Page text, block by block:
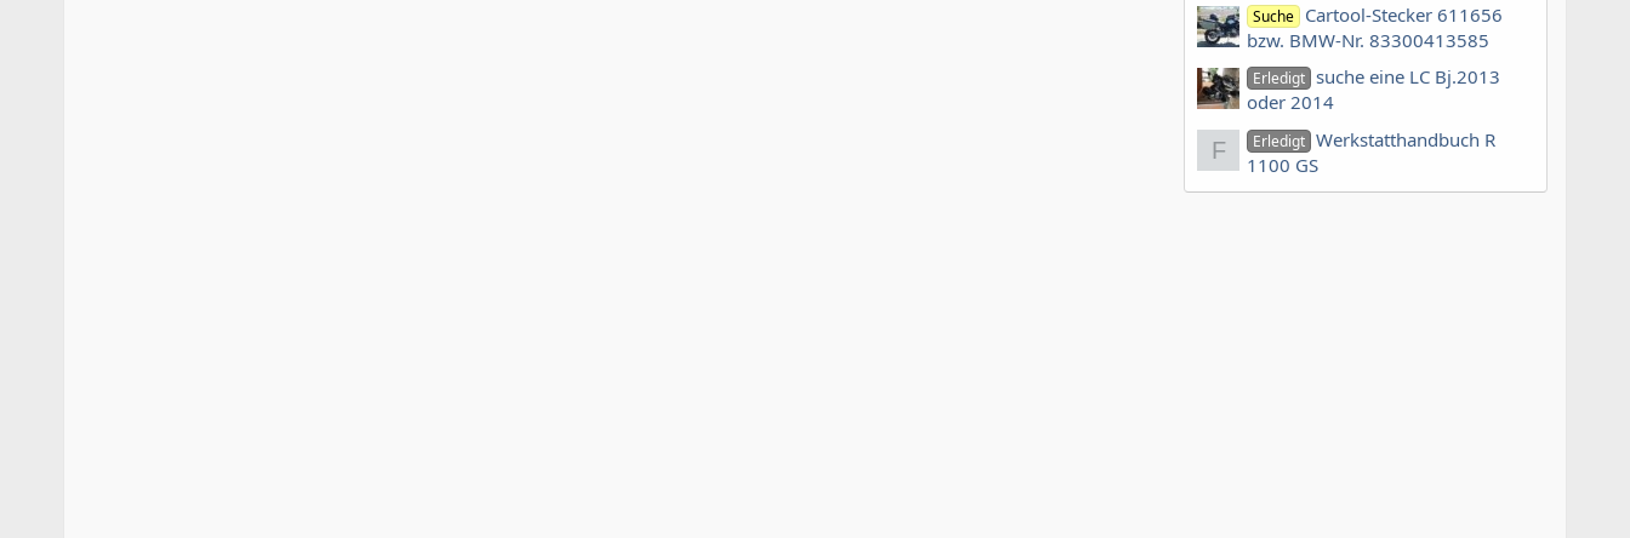
Suche Cartool-Stecker 611656
bzw. BMW-Nr. 83300413585
Erledigt suche eine LC Bj.2013
oder 2014
F Erledigt Werkstatthandbuch R
1100 GS